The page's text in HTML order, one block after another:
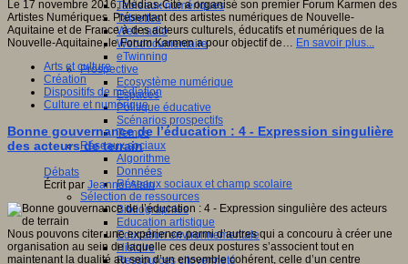
Tableaux numériques
Tablettes
Web radio
Webdocumentaire
eTwinning
Prospective
Ecosystème numérique
Espaces
Politique éducative
Scénarios prospectifs
Temps
Réseaux sociaux
Algorithme
Données
Réseaux sociaux et champ scolaire
Sélection de ressources
Bibliographies
Education artistique
Education environnementale
Histoire
Ressources citoyenneté
Le 17 novembre 2016, Médias-Cité a organisé son premier Forum Karmen des
Artistes Numériques. Présentant des artistes numériques de Nouvelle-
Aquitaine et de France à des acteurs culturels, éducatifs et numériques de la
Nouvelle-Aquitaine, le Forum Karmen a pour objectif de… En savoir plus...
Arts et culture
Création
Dispositifs de médiation
Culture et numérique
Bonne gouvernance de l’éducation : 4 - Expression singulière
des acteurs de terrain
Débats
Écrit par Jeannel Alain
Nous pouvons citer une expérience parmi d’autres qui a concouru à créer une
organisation au sein de laquelle ces deux postures s’associent tout en
maintenant la dualité au sein d’un ensemble cohérent, celle d’un centre